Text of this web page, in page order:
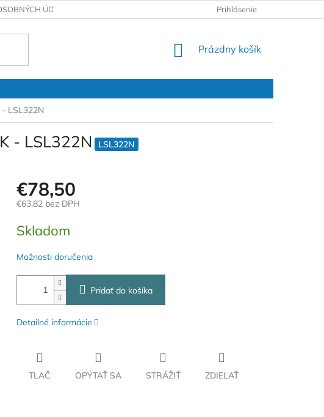
ÚDAJOV Prihlásenie
NÁKUPNÝ
Prázdny košík
LSL322N
- LSL322N
LSL322N
€78,50
€63,82 bez DPH
cena:
Skladom
Možnosti doručenia
Pridať do košíka
Detailné informácie
TLAČ OPÝTAŤ SA STRÁŽIŤ ZDIEĽAŤ